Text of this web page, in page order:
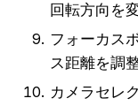
回転方向を
フォーカス
ス距離を調
カメラセレ